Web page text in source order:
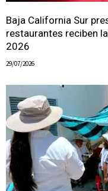
Baja California Sur
restaurantes reciben
2026
29/07/2026